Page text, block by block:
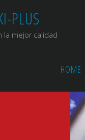
I-PLUS
la mejor calidad
HOME